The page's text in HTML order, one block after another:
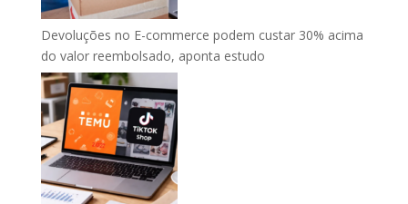
Devoluções no E-commerce podem custar 30% acima
do valor reembolsado, aponta estudo